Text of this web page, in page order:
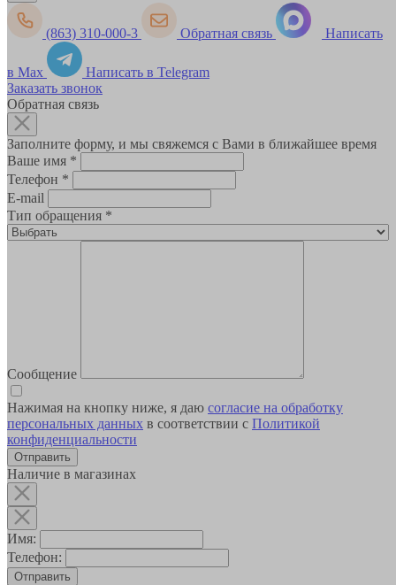
(863) 310-000-3 Обратная связь Написать
в Max
Написать в Telegram
Заказать звонок
Обратная связь
Заполните форму, и мы свяжемся с Вами в ближайшее время
Ваше имя *
Телефон *
E-mail
Тип обращения *
Сообщение
Нажимая на кнопку ниже, я даю согласие на обработку
персональных данных в соответствии с Политикой
конфиденциальности
Наличие в магазинах
Имя:
Телефон:
Отправить